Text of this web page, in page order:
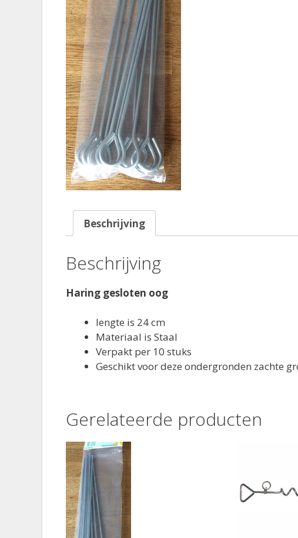
Beschrijving
Beschrijving
Haring gesloten oog
lengte is 24 cm
Materiaal is Staal
Verpakt per 10 stuks
Geschikt voor deze ondergronden zachte
Gerelateerde producten